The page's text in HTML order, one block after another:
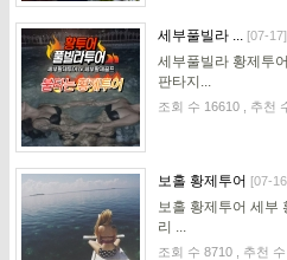
세부풀빌라 ... [07-17]
세부풀빌라 황제투
판타지...
조회 수 16610 , 추천
보홀 황제투어 [07-
보홀 황제투어 세부
리 ...
조회 수 8710 , 추천 수